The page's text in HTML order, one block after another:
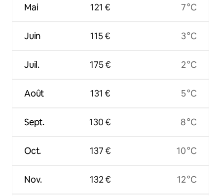
Mai
Juin
Juil.
Août
Sept.
Oct.
Nov.
121 €
115 €
175 €
131 €
130 €
137 €
132 €
7 °C
3 °C
2 °C
5 °C
8 °C
10 °C
12 °C